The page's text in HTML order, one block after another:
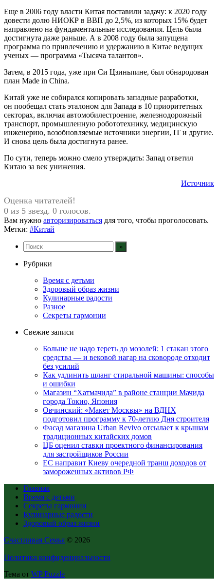
Еще в 2006 году власти Китая поставили задачу: к 2020 году
довести долю НИОКР в ВВП до 2,5%, из которых 15% будет
направлено на фундаментальные исследования. Цель была
достигнута даже раньше. А в 2008 году была запущена
программа по привлечению и удержанию в Китае ведущих
ученых — программа «Тысяча талантов».
Затем, в 2015 года, уже при Си Цзиньпине, был обнародован
план Made in China.
Китай уже не собирался копировать западные разработки,
он пообещал стать эталоном для Запада в 10 приоритетных
секторах, включая автомобилестроение, железнодорожный
транспорт, промышленную робототехнику, медицинскую
инженерию, возобновляемые источники энергии, IT и другие.
И снова цель была достигнута ранее.
По сути, теперь можно смело утверждать: Запад ответил
Китаю за век унижения.
Источник
Оценка читателей!
0 из 5 звезд. 0 голосов.
Вам нужно авторизироваться для того, чтобы проголосовать.
Метки: #Китай
Рубрики
Время с детьми
Здоровый образ жизни
Кулинарные радости
Разное
Секреты гармонии
Свежие записи
Больше не надо тереть до мозолей: 1 стакан этого
средства — и вековой нагар на сковороде отходит
без усилий
Как удлинить шланг стиральной машины: способы
и ошибки
Магазин “Хатмачида” в районе станции Мачида
города Токио, Япония
Овчинский: «Макет Москвы» на ВДНХ
подготовил программу к 70-летию Дня строителя
Фасад магазина Urban Revivo отсылает к крышам
традиционных китайских домов
ЦБ оценил ставки проектного финансирования
для застройщиков России
ЕС направит Киеву очередной транш доходов от
замороженных активов РФ
Главная
Время с детьми
Секреты гармонии
Кулинарные радости
Здоровый образ жизни
Счастливая Семья © 2026
Политика конфиденциальности
Тема от WP Puzzle